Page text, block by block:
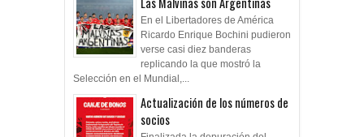
Las Malvinas son Argentinas
Ricardo Enrique Bochini pudieron
verse casi diez banderas
replicando la que mostró la
Selección en el Mundial,...
Actualización de los números de
socios